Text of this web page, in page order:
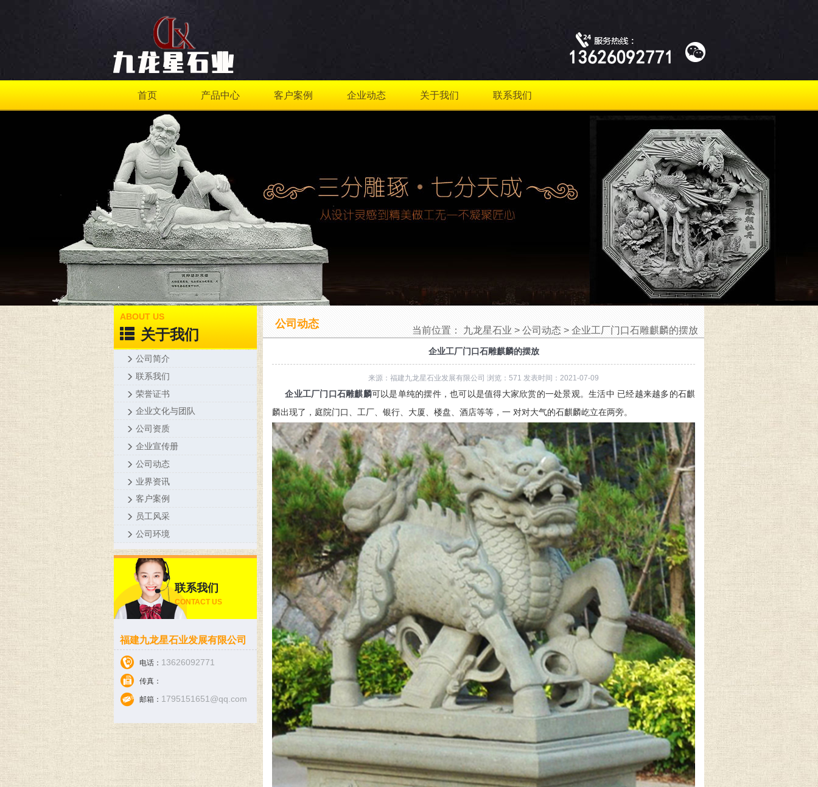
首页 产品中心 客户案例 企业动态 关于我们 联系我们
ABOUT US
关于我们
公司简介
联系我们
荣誉证书
企业文化与团队
公司资质
企业宣传册
公司动态
业界资讯
客户案例
员工风采
公司环境
联系我们
CONTACT US
福建九龙星石业发展有限公司
电话： 13626092771
传真：
邮箱： 1795151651@qq.com
公司动态
当前位置： 九龙星石业 > 公司动态 > 企业工厂门口石雕麒麟的摆放
企业工厂门口石雕麒麟的摆放
来源：福建九龙星石业发展有限公司 浏览：571 发表时间：2021-07-09
企业工厂门口石雕麒麟可以是单纯的摆件，也可以是值得大家欣赏的一处景观。生活中 已经越来越多的石麒
麟出现了，庭院门口、工厂、银行、大厦、楼盘、酒店等等，一 对对大气的石麒麟屹立在两旁。